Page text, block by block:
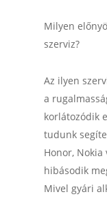
Milyen
szerviz?
Az ilyen
a
korlátozódik
tudunk
Honor, Nokia
hibásodik
Mivel gyári